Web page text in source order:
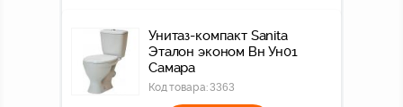
Унитаз-компакт Sanita
Эталон эконом Вн Ун01
Самара
Код товара:3363